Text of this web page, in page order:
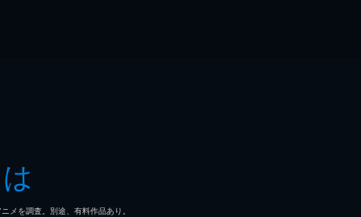
を調査。別途、有料作品あり。